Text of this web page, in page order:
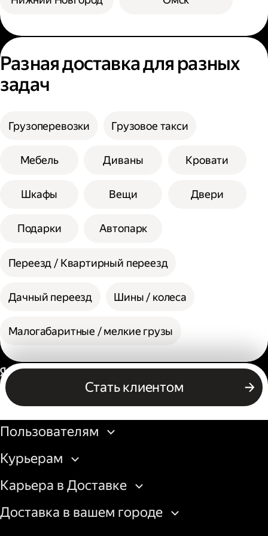
Разная доставка для разных
задач
Грузоперевозки Грузовое такси
Мебель Диваны Кровати
Шкафы Вещи Двери
Подарки Автопарк
Переезд / Квартирный переезд
Дачный переезд Шины / колеса
Малогабаритные / мелкие грузы
Стать клиентом
Россия
Бизнесу
Пользователям
Курьерам
Карьера в Доставке
Доставка в вашем городе